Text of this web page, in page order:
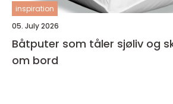
inspiration
05. July 2026
Båtputer som tåler sjøliv og
om bord